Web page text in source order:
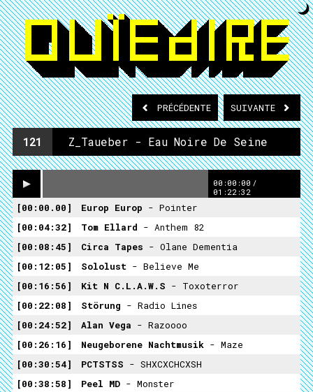
PRÉCÉDENTE SUIVANTE
121 Z_Taueber - Eau Noire De Seine
00:00:00 /
01:22:32
00:00.00 Europ Europ - Pointer
00:04:32
Tom Ellard - Anthem 82
00:08:45
Circa Tapes - Olane Dementia
00:12:05
Sololust - Believe Me
00:16:56
Kit N C.L.A.W.S - Toxoterror
00:22:08
Störung - Radio Lines
00:24:52
Alan Vega - Razoooo
00:26:16
Neugeborene Nachtmusik - Maze
00:30:54
PCTSTSS - SHXCXCHCXSH
00:38:58
Peel MD - Monster